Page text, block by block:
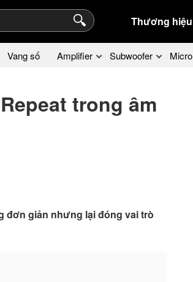
Thương hiệu
Vang số Amplifier Subwoofer Micro
trong âm
đơn giản nhưng lại đóng vai trò